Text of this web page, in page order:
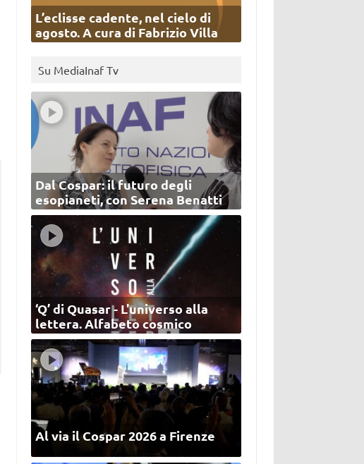
L’eclisse cadente, nel cielo di
agosto. A cura di Fabrizio Villa
Su MediaInaf Tv
Dal Cospar: il futuro degli
esopianeti, con Serena Benatti
‘Q’ di Quasar - L'universo alla
lettera. Alfabeto cosmico
Al via il Cospar 2026 a Firenze